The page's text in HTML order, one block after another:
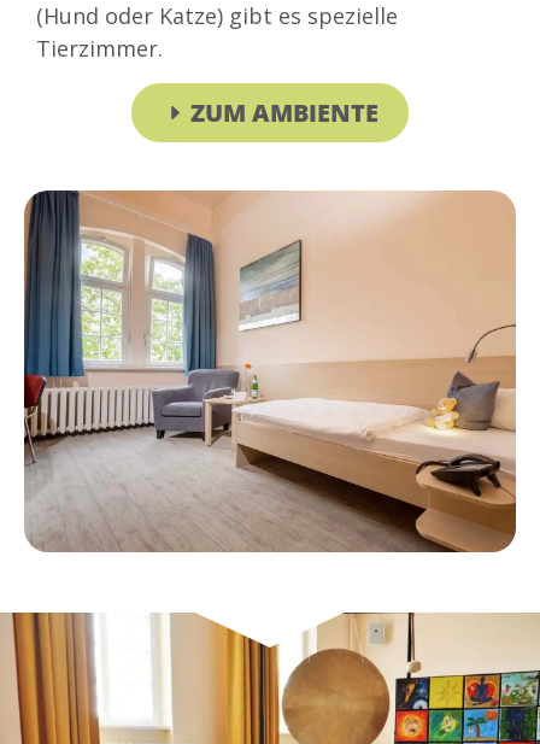
(Hund oder Katze) gibt es spezielle
Tierzimmer.
ZUM AMBIENTE